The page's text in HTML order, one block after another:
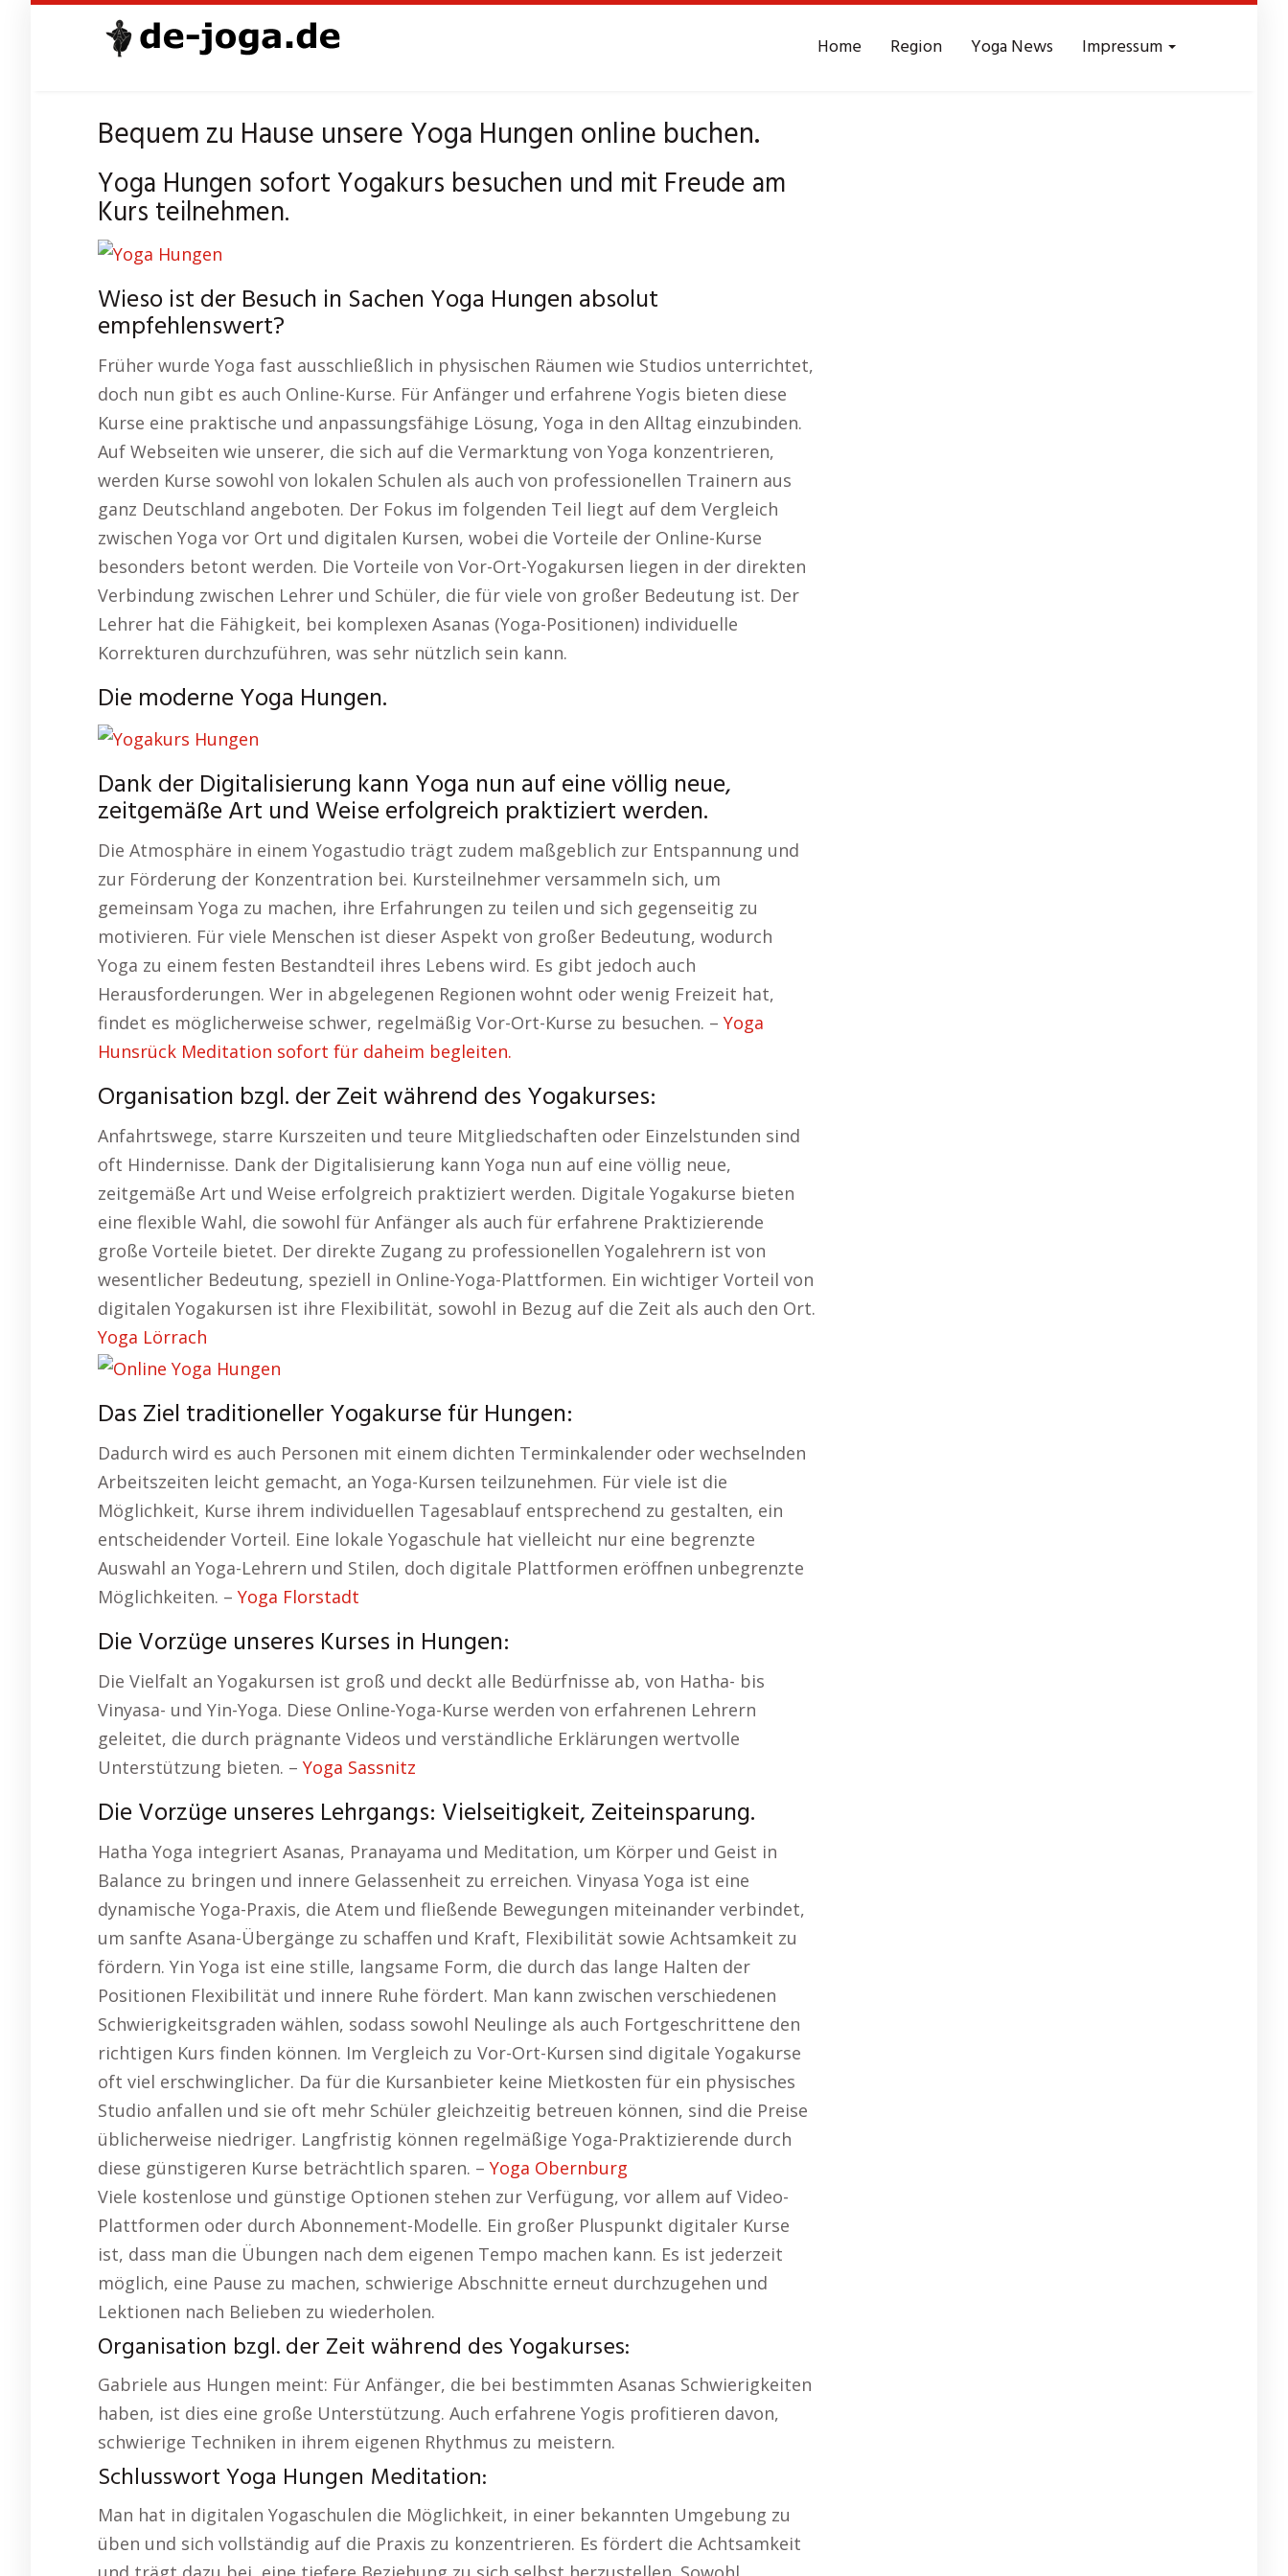
Home Region Yoga News Impressum
Bequem zu Hause unsere Yoga Hungen online buchen.
Yoga Hungen sofort Yogakurs besuchen und mit Freude am
Kurs teilnehmen.
Wieso ist der Besuch in Sachen Yoga Hungen absolut
empfehlenswert?
Früher wurde Yoga fast ausschließlich in physischen Räumen wie Studios unterrichtet,
doch nun gibt es auch Online-Kurse. Für Anfänger und erfahrene Yogis bieten diese
Kurse eine praktische und anpassungsfähige Lösung, Yoga in den Alltag einzubinden.
Auf Webseiten wie unserer, die sich auf die Vermarktung von Yoga konzentrieren,
werden Kurse sowohl von lokalen Schulen als auch von professionellen Trainern aus
ganz Deutschland angeboten. Der Fokus im folgenden Teil liegt auf dem Vergleich
zwischen Yoga vor Ort und digitalen Kursen, wobei die Vorteile der Online-Kurse
besonders betont werden. Die Vorteile von Vor-Ort-Yogakursen liegen in der direkten
Verbindung zwischen Lehrer und Schüler, die für viele von großer Bedeutung ist. Der
Lehrer hat die Fähigkeit, bei komplexen Asanas (Yoga-Positionen) individuelle
Korrekturen durchzuführen, was sehr nützlich sein kann.
Die moderne Yoga Hungen.
Dank der Digitalisierung kann Yoga nun auf eine völlig neue,
zeitgemäße Art und Weise erfolgreich praktiziert werden.
Die Atmosphäre in einem Yogastudio trägt zudem maßgeblich zur Entspannung und
zur Förderung der Konzentration bei. Kursteilnehmer versammeln sich, um
gemeinsam Yoga zu machen, ihre Erfahrungen zu teilen und sich gegenseitig zu
motivieren. Für viele Menschen ist dieser Aspekt von großer Bedeutung, wodurch
Yoga zu einem festen Bestandteil ihres Lebens wird. Es gibt jedoch auch
Herausforderungen. Wer in abgelegenen Regionen wohnt oder wenig Freizeit hat,
findet es möglicherweise schwer, regelmäßig Vor-Ort-Kurse zu besuchen. – Yoga
Hunsrück Meditation sofort für daheim begleiten.
Organisation bzgl. der Zeit während des Yogakurses:
Anfahrtswege, starre Kurszeiten und teure Mitgliedschaften oder Einzelstunden sind
oft Hindernisse. Dank der Digitalisierung kann Yoga nun auf eine völlig neue,
zeitgemäße Art und Weise erfolgreich praktiziert werden. Digitale Yogakurse bieten
eine flexible Wahl, die sowohl für Anfänger als auch für erfahrene Praktizierende
große Vorteile bietet. Der direkte Zugang zu professionellen Yogalehrern ist von
wesentlicher Bedeutung, speziell in Online-Yoga-Plattformen. Ein wichtiger Vorteil von
digitalen Yogakursen ist ihre Flexibilität, sowohl in Bezug auf die Zeit als auch den Ort.
Yoga Lörrach
Das Ziel traditioneller Yogakurse für Hungen:
Dadurch wird es auch Personen mit einem dichten Terminkalender oder wechselnden
Arbeitszeiten leicht gemacht, an Yoga-Kursen teilzunehmen. Für viele ist die
Möglichkeit, Kurse ihrem individuellen Tagesablauf entsprechend zu gestalten, ein
entscheidender Vorteil. Eine lokale Yogaschule hat vielleicht nur eine begrenzte
Auswahl an Yoga-Lehrern und Stilen, doch digitale Plattformen eröffnen unbegrenzte
Möglichkeiten. – Yoga Florstadt
Die Vorzüge unseres Kurses in Hungen:
Die Vielfalt an Yogakursen ist groß und deckt alle Bedürfnisse ab, von Hatha- bis
Vinyasa- und Yin-Yoga. Diese Online-Yoga-Kurse werden von erfahrenen Lehrern
geleitet, die durch prägnante Videos und verständliche Erklärungen wertvolle
Unterstützung bieten. – Yoga Sassnitz
Die Vorzüge unseres Lehrgangs: Vielseitigkeit, Zeiteinsparung.
Hatha Yoga integriert Asanas, Pranayama und Meditation, um Körper und Geist in
Balance zu bringen und innere Gelassenheit zu erreichen. Vinyasa Yoga ist eine
dynamische Yoga-Praxis, die Atem und fließende Bewegungen miteinander verbindet,
um sanfte Asana-Übergänge zu schaffen und Kraft, Flexibilität sowie Achtsamkeit zu
fördern. Yin Yoga ist eine stille, langsame Form, die durch das lange Halten der
Positionen Flexibilität und innere Ruhe fördert. Man kann zwischen verschiedenen
Schwierigkeitsgraden wählen, sodass sowohl Neulinge als auch Fortgeschrittene den
richtigen Kurs finden können. Im Vergleich zu Vor-Ort-Kursen sind digitale Yogakurse
oft viel erschwinglicher. Da für die Kursanbieter keine Mietkosten für ein physisches
Studio anfallen und sie oft mehr Schüler gleichzeitig betreuen können, sind die Preise
üblicherweise niedriger. Langfristig können regelmäßige Yoga-Praktizierende durch
diese günstigeren Kurse beträchtlich sparen. – Yoga Obernburg
Viele kostenlose und günstige Optionen stehen zur Verfügung, vor allem auf Video-
Plattformen oder durch Abonnement-Modelle. Ein großer Pluspunkt digitaler Kurse
ist, dass man die Übungen nach dem eigenen Tempo machen kann. Es ist jederzeit
möglich, eine Pause zu machen, schwierige Abschnitte erneut durchzugehen und
Lektionen nach Belieben zu wiederholen.
Organisation bzgl. der Zeit während des Yogakurses:
Gabriele aus Hungen meint: Für Anfänger, die bei bestimmten Asanas Schwierigkeiten
haben, ist dies eine große Unterstützung. Auch erfahrene Yogis profitieren davon,
schwierige Techniken in ihrem eigenen Rhythmus zu meistern.
Schlusswort Yoga Hungen Meditation:
Man hat in digitalen Yogaschulen die Möglichkeit, in einer bekannten Umgebung zu
üben und sich vollständig auf die Praxis zu konzentrieren. Es fördert die Achtsamkeit